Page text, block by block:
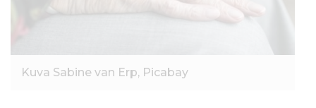
Kuva Sabine van Erp, Picabay